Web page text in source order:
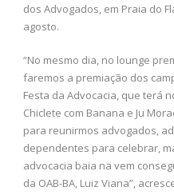
dos Advogados, em Praia do
agosto.
“No mesmo dia, no lounge
faremos a premiação dos
Festa da Advocacia, que terá
Chiclete com Banana e Ju
para reunirmos advogados,
dependentes para celebrar,
advocacia baia na vem
da OAB-BA, Luiz Viana”,